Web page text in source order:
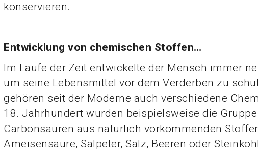
konservieren.
Entwicklung von chemischen Stoffen…
Im Laufe der Zeit entwickelte der Mensch immer
um seine Lebensmittel vor dem Verderben zu
gehören seit der Moderne auch verschiedene
18. Jahrhundert wurden beispielsweise die
Carbonsäuren aus natürlich vorkommenden
Ameisensäure, Salpeter, Salz, Beeren oder